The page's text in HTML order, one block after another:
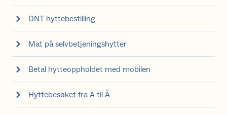
DNT hyttebestilling
Mat på selvbetjeningshytter
Betal hytteoppholdet med mobilen
Hyttebesøket fra A til Å